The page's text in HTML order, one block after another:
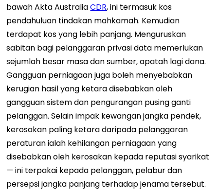
bawah Akta AustraliaCDR, ini termasuk kos
pendahuluan tindakan mahkamah. Kemudian
terdapat kos yang lebih panjang. Menguruskan
sabitan bagi pelanggaran privasi data memerlukan
sejumlah besar masa dan sumber, apatah lagi dana.
Gangguan perniagaan juga boleh menyebabkan
kerugian hasil yang ketara disebabkan oleh
gangguan sistem dan pengurangan pusing ganti
pelanggan. Selain impak kewangan jangka pendek,
kerosakan paling ketara daripada pelanggaran
peraturan ialah kehilangan perniagaan yang
disebabkan oleh kerosakan kepada reputasi syarikat
— ini terpakai kepada pelanggan, pelabur dan
persepsi jangka panjang terhadap jenama tersebut.